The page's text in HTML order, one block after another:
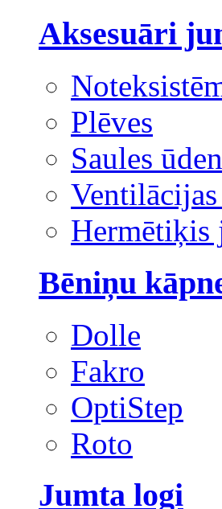
Aksesuāri
Plēves
Saules
Hermētiķis
Bēniņu
Dolle
Fakro
OptiStep
Roto
Jumta logi